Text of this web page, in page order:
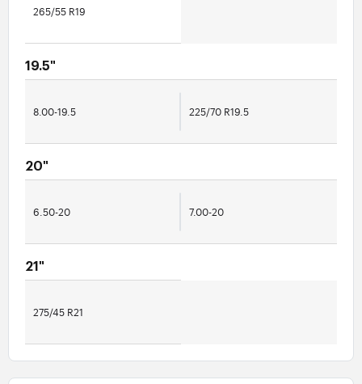
265/55 R19
19.5"
8.00-19.5 225/70 R19.5
20"
6.50-20 7.00-20
21"
275/45 R21